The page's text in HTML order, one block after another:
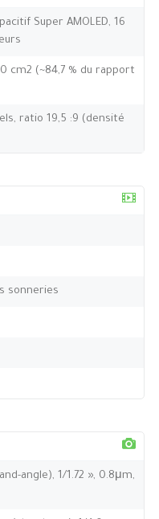
Super AMOLED, 16
cm2 (~84,7 % du rapport
ratio 19,5 :9 (densité
sonneries
angle), 1/1.72 », 0.8μm,